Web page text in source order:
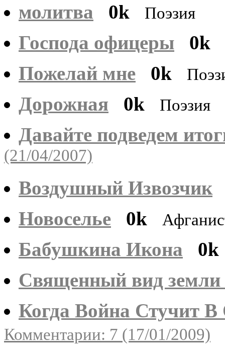
молитва
0k Поэзия
Господа офицеры
0k
Пожелай мне
0k
Дорожная 0k Поэзия
Давайте подведем
(21/04/2007)
Воздушный Извозчик
Новоселье
0k
Бабушкина Икона
0k
Священный вид земли
Когда Война Стучит
Комментарии: 7 (17/01/2009)